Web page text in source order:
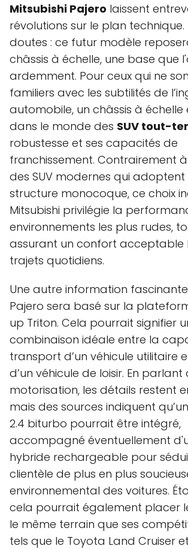
Mitsubishi Pajero laissent
révolutions sur le plan technique.
doutes : ce futur modèle
châssis à échelle, une base que
ardemment. Pour ceux qui ne
familiers avec les subtilités de
automobile, un châssis à échelle
dans le monde des SUV tout-
robustesse et ses capacités de
franchissement. Contrairement
des SUV modernes qui adoptent
structure monocoque, ce choix
Mitsubishi privilégie la
environnements les plus rudes,
assurant un confort acceptable
trajets quotidiens.
Une autre information
Pajero sera basé sur la
up Triton. Cela pourrait signifier
combinaison idéale entre la
transport d’un véhicule utilitaire
d’un véhicule de loisir. En parlant
motorisation, les détails restent
mais des sources indiquent
2.4 biturbo pourrait être intégré,
accompagné éventuellement
hybride rechargeable pour
clientèle de plus en plus
environnemental des voitures.
cela pourrait également placer
le même terrain que ses
tels que le Toyota Land Cruiser